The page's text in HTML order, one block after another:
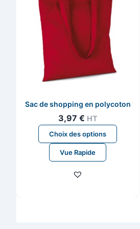
Sac de shopping en polycoton
3,97 € HT
Choix des options
Ce
produit
Vue Rapide